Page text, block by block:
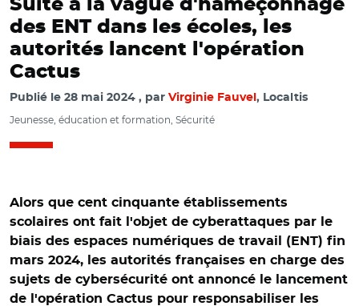
Suite à la vague d'hameçonnage
des ENT dans les écoles, les
autorités lancent l'opération
Cactus
Publié le 28 mai 2024 par Virginie Fauvel , Localtis
Jeunesse, éducation et formation, Sécurité
Alors que cent cinquante établissements
scolaires ont fait l'objet de cyberattaques par le
biais des espaces numériques de travail (ENT) fin
mars 2024, les autorités françaises en charge des
sujets de cybersécurité ont annoncé le lancement
de l'opération Cactus pour responsabiliser les